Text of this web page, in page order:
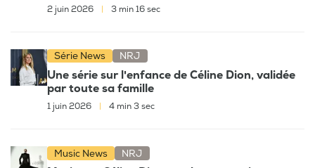
2 juin 2026 3 min 16 sec
Série News NRJ
Une série sur l'enfance de Céline Dion, validée
par toute sa famille
1 juin 2026 4 min 3 sec
Music News NRJ